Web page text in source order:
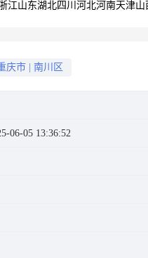
江山东湖北四川 河北河南天津山
庆市 南川区
06-05 13:36:52